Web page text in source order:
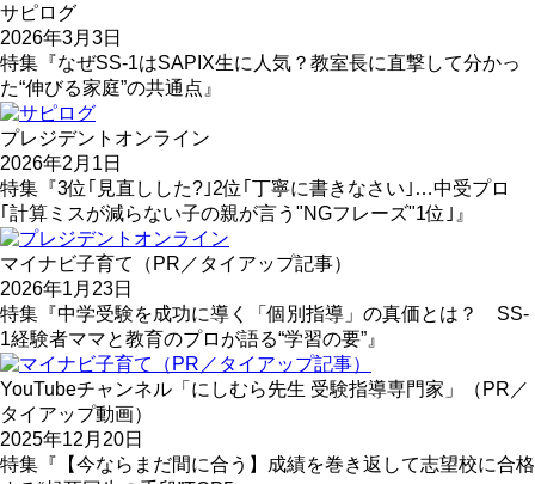
サピログ
2026年3月3日
特集『なぜSS-1はSAPIX生に人気？教室長に直撃して分かっ
た“伸びる家庭”の共通点』
プレジデントオンライン
2026年2月1日
特集『3位｢見直しした?｣2位｢丁寧に書きなさい｣…中受プロ
｢計算ミスが減らない子の親が言う"NGフレーズ"1位｣』
マイナビ子育て（PR／タイアップ記事）
2026年1月23日
特集『中学受験を成功に導く「個別指導」の真価とは？ SS-
1経験者ママと教育のプロが語る“学習の要”』
YouTubeチャンネル「にしむら先生 受験指導専門家」（PR／
タイアップ動画）
2025年12月20日
特集『【今ならまだ間に合う】成績を巻き返して志望校に合格